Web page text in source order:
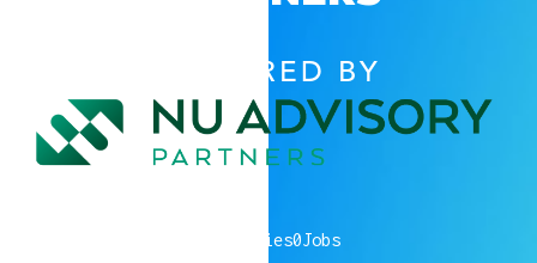
POWERED BY
companies0Jobs